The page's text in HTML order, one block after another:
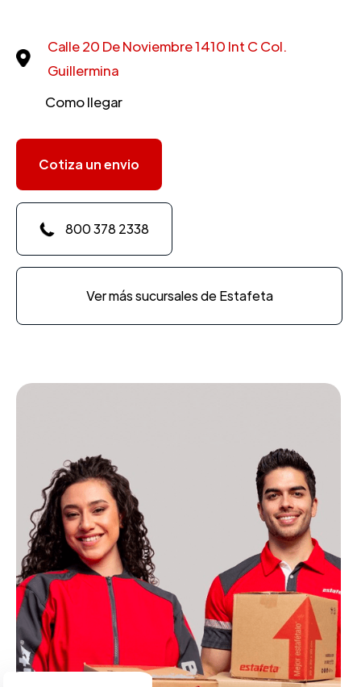
Calle 20 De Noviembre 1410 Int C Col.
Guillermina
Como llegar
Cotiza un envio
800 378 2338
Ver más sucursales de Estafeta